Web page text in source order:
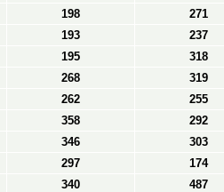
198 271
193 237
195 318
268 319
262 255
358 292
346 303
297 174
340 487